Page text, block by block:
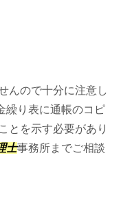
んので十分に注意し
繰り表に通帳のコピ
とを示す必要があり
士事務所までご相談